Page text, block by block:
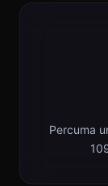
Percuma